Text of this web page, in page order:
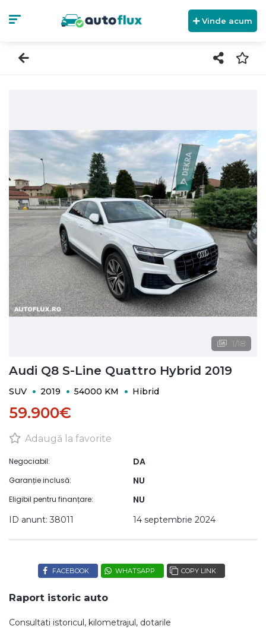
Vinde acum
1/18
Audi Q8 S-Line Quattro Hybrid 2019
SUV 2019 54000 KM Hibrid
59.900€
Adaugă la favorite
Negociabil: DA
Garanție inclusă: NU
Eligibil pentru finanțare: NU
ID anunt: 38011 14 septembrie 2024
FACEBOOK WHATSAPP COPY LINK
Raport istoric auto
Consultati istoricul, kilometrajul, dotarile